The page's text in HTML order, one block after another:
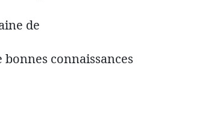
de
connaissances